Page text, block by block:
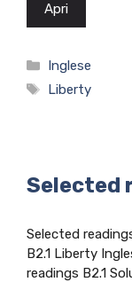
Apri
Categorie
Inglese
Tag
Liberty
Selected
Selected
B2.1 Liberty
readings B2.1